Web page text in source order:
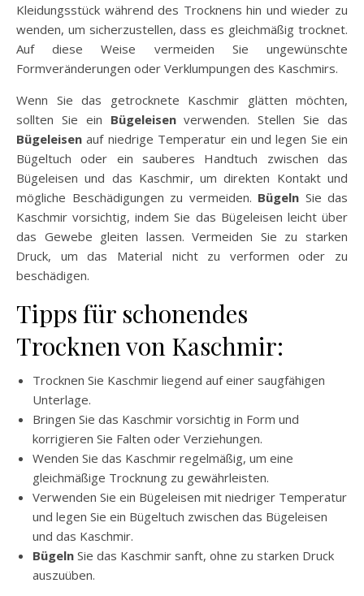
Kleidungsstück während des Trocknens hin und wieder zu
wenden, um sicherzustellen, dass es gleichmäßig trocknet.
Auf diese Weise vermeiden Sie ungewünschte
Formveränderungen oder Verklumpungen des Kaschmirs.
Wenn Sie das getrocknete Kaschmir glätten möchten,
sollten Sie ein Bügeleisenverwenden. Stellen Sie das
Bügeleisen auf niedrige Temperatur ein und legen Sie ein
Bügeltuch oder ein sauberes Handtuch zwischen das
Bügeleisen und das Kaschmir, um direkten Kontakt und
mögliche Beschädigungen zu vermeiden. Bügeln Sie das
Kaschmir vorsichtig, indem Sie das Bügeleisen leicht über
das Gewebe gleiten lassen. Vermeiden Sie zu starken
Druck, um das Material nicht zu verformen oder zu
beschädigen.
Tipps für schonendes
Trocknen von Kaschmir:
Trocknen Sie Kaschmir liegend auf einer saugfähigen
Unterlage.
Bringen Sie das Kaschmir vorsichtig in Form und
korrigieren Sie Falten oder Verziehungen.
Wenden Sie das Kaschmir regelmäßig, um eine
gleichmäßige Trocknung zu gewährleisten.
Verwenden Sie ein Bügeleisen mit niedriger Temperatur
und legen Sie ein Bügeltuch zwischen das Bügeleisen
und das Kaschmir.
Bügeln Sie das Kaschmir sanft, ohne zu starken Druck
auszuüben.